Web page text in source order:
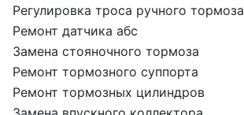
Регулировка троса ручного тормоза
Ремонт датчика абс
Замена стояночного тормоза
Ремонт тормозного суппорта
Ремонт тормозных цилиндров